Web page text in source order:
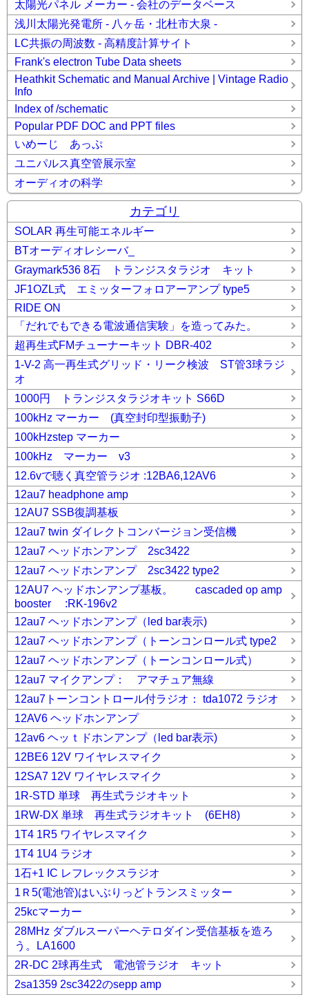
太陽光パネル メーカー - 会社のデータベース
浅川太陽光発電所 - 八ヶ岳・北杜市大泉 -
LC共振の周波数 - 高精度計算サイト
Frank's electron Tube Data sheets
Heathkit Schematic and Manual Archive | Vintage Radio
Info
Index of /schematic
Popular PDF DOC and PPT files
いめーじ あっぷ
ユニパルス真空管展示室
オーディオの科学
カテゴリ
SOLAR 再生可能エネルギー
BTオーディオレシーバ_
Graymark536 8石 トランジスタラジオ キット
JF1OZL式 エミッターフォロアーアンプ type5
RIDE ON
「だれでもできる電波通信実験」を造ってみた。
超再生式FMチューナーキット DBR-402
1-V-2 高一再生式グリッド・リーク検波 ST管3球ラジ
オ
1000円 トランジスタラジオキット S66D
100kHz マーカー (真空封印型振動子)
100kHzstep マーカー
100kHz マーカー v3
12.6vで聴く真空管ラジオ :12BA6,12AV6
12au7 headphone amp
12AU7 SSB復調基板
12au7 twin ダイレクトコンバージョン受信機
12au7 ヘッドホンアンプ 2sc3422
12au7 ヘッドホンアンプ 2sc3422 type2
12AU7 ヘッドホンアンプ基板。 cascaded op amp
booster :RK-196v2
12au7 ヘッドホンアンプ（led bar表示)
12au7 ヘッドホンアンプ（トーンコンロール式 type2
12au7 ヘッドホンアンプ（トーンコンロール式）
12au7 マイクアンプ： アマチュア無線
12au7トーンコントロール付ラジオ： tda1072 ラジオ
12AV6 ヘッドホンアンプ
12av6 ヘッｔドホンアンプ（led bar表示)
12BE6 12V ワイヤレスマイク
12SA7 12V ワイヤレスマイク
1R-STD 単球 再生式ラジオキット
1RW-DX 単球 再生式ラジオキット (6EH8)
1T4 1R5 ワイヤレスマイク
1T4 1U4 ラジオ
1石+1 IC レフレックスラジオ
1Ｒ5(電池管)はいぶりっどトランスミッター
25kcマーカー
28MHz ダブルスーパーヘテロダイン受信基板を造ろ
う。LA1600
2R-DC 2球再生式 電池管ラジオ キット
2sa1359 2sc3422のsepp amp